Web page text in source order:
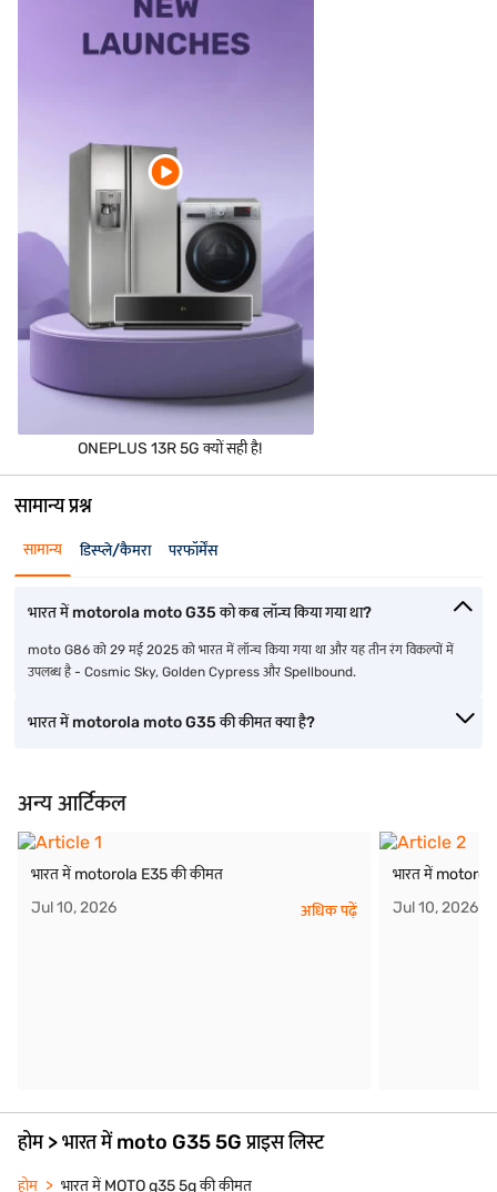
ONEPLUS 13R 5G क्यों सही है!
सामान्य प्रश्न
सामान्य डिस्प्ले/कैमरा परफॉर्मेंस
भारत में motorola moto G35 को कब लॉन्च किया गया था?
moto G86 को 29 मई 2025 को भारत में लॉन्च किया गया था और यह तीन रंग विकल्पों में
उपलब्ध है - Cosmic Sky, Golden Cypress और Spellbound.
भारत में motorola moto G35 की कीमत क्या है?
अन्य आर्टिकल
भारत में motorola E35 की कीमत
Jul 10, 2026
अधिक पढ़ें
भारत में
Jul 10, 2026
होम > भारत में moto G35 5G प्राइस लिस्ट
होम भारत में MOTO g35 5g की कीमत